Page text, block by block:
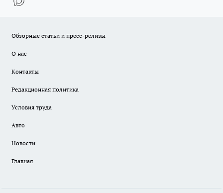
Обзорные статьи и пресс-релизы
О нас
Контакты
Редакционная политика
Условия труда
Авто
Новости
Главная